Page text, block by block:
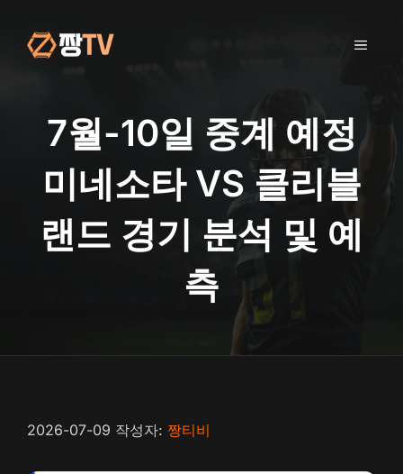
메
7월-10일 중계 예정
미네소타 VS 클리블
랜드 경기 분석 및 예
측
2026-07-09 작성자: 짱티비